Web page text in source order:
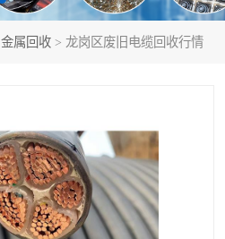
金属回收 > 龙岗区废旧电缆回收行情